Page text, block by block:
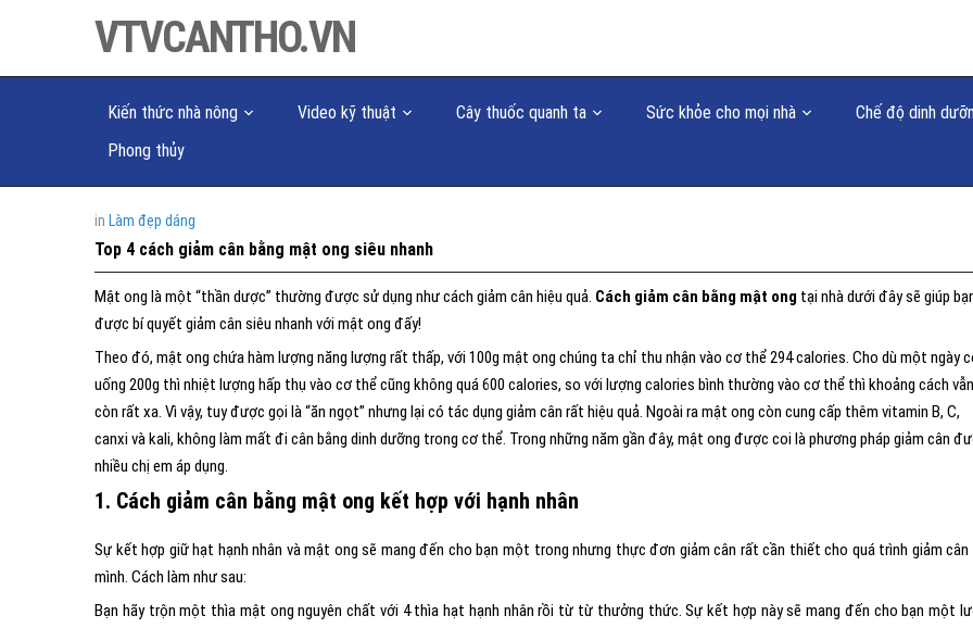
VTVCANTHO.VN
Kiến thức nhà nông Video kỹ thuật Cây thuốc quanh ta Sức khỏe cho mọi nhà
Chế độ dinh
Phong thủy
in Làm đẹp dáng
Top 4 cách giảm cân bằng mật ong siêu nhanh
Mật ong là một “thần dược” thường được sử dụng như cách giảm cân hiệu quả. Cách giảm cân bằng mật ong tại nhà dưới đây sẽ giúp
được bí quyết giảm cân siêu nhanh với mật ong đấy!
Theo đó, mật ong chứa hàm lượng năng lượng rất thấp, với 100g mật ong chúng ta chỉ thu nhận vào cơ thể 294 calories. Cho dù một ngày
uống 200g thì nhiệt lượng hấp thụ vào cơ thể cũng không quá 600 calories, so với lượng calories bình thường vào cơ thể thì khoảng cách vẫn
còn rất xa. Vì vậy, tuy được gọi là “ăn ngọt” nhưng lại có tác dụng giảm cân rất hiệu quả. Ngoài ra mật ong còn cung cấp thêm vitamin B, C,
canxi và kali, không làm mất đi cân bằng dinh dưỡng trong cơ thể. Trong những năm gần đây, mật ong được coi là phương pháp giảm cân
nhiều chị em áp dụng.
1. Cách giảm cân bằng mật ong kết hợp với hạnh nhân
Sự kết hợp giữ hạt hạnh nhân và mật ong sẽ mang đến cho bạn một trong nhưng thực đơn giảm cân rất cần thiết cho quá trình giảm cân
mình. Cách làm như sau:
Bạn hãy trộn một thìa mật ong nguyên chất với 4 thìa hạt hạnh nhân rồi từ từ thưởng thức. Sự kết hợp này sẽ mang đến cho bạn một